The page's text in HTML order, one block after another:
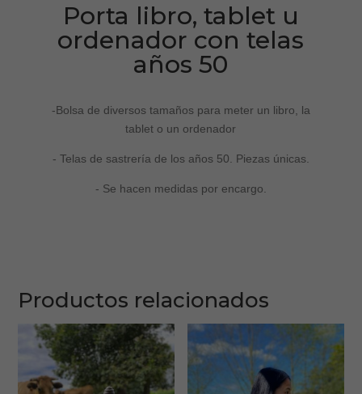
Porta libro, tablet u
ordenador con telas
años 50
-Bolsa de diversos tamaños para meter un libro, la
tablet o un ordenador
- Telas de sastrería de los años 50. Piezas únicas.
- Se hacen medidas por encargo.
Productos relacionados